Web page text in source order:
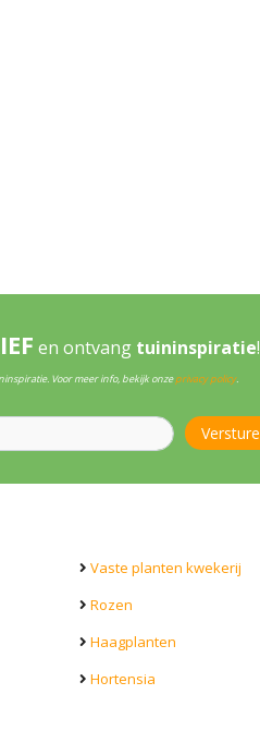
en ontvang tuininspiratie!
Voor meer info, bekijk onzeprivacy policy.
Vaste planten kwekerij
Rozen
Haagplanten
Hortensia